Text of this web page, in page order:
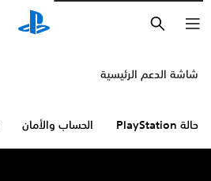
شاشة الدعم الرئيسية
حالة PlayStation الحساب والأمان